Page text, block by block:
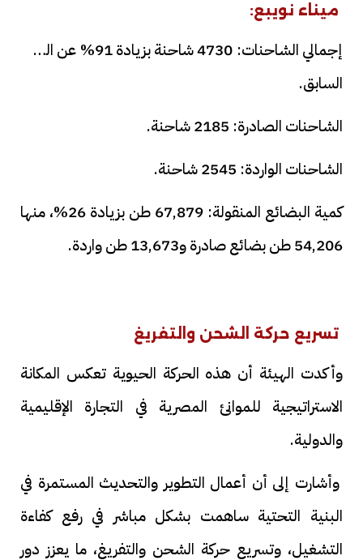
ميناء نويبع:
إجمالي الشاحنات: 4730 شاحنة بزيادة 91% عن الشهر
السابق.
الشاحنات الصادرة: 2185 شاحنة.
الشاحنات الواردة: 2545 شاحنة.
كمية البضائع المنقولة: 67,879 طن بزيادة 26%، منها
54,206 طن بضائع صادرة و13,673 طن واردة.
تسريع حركة الشحن والتفريغ
وأكدت الهيئة أن هذه الحركة الحيوية تعكس المكانة
الاستراتيجية للموانئ المصرية في التجارة الإقليمية
والدولية.
وأشارت إلى أن أعمال التطوير والتحديث المستمرة في
البنية التحتية ساهمت بشكل مباشر في رفع كفاءة
التشغيل، وتسريع حركة الشحن والتفريغ، ما يعزز دور